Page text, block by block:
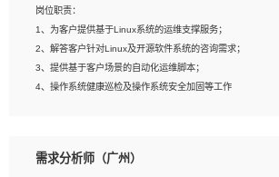
4、在剪辑上会思考，有一定编导思维；
5、踏实， 勤奋，愿意在工作中不断学习，提高自我；
6、能与同事友好相处。
岗位职责：
1、为客户提供基于Linux系统的运维支撑服务；
2、解答客户针对Linux及开源软件系统的咨询需求；
3、提供基于客户场景的自动化运维脚本；
4、操作系统健康巡检及操作系统安全加固等工作
1、全日制本科计算机相关专业毕业，3年以上相关工作经验；
需求分析师（广州）